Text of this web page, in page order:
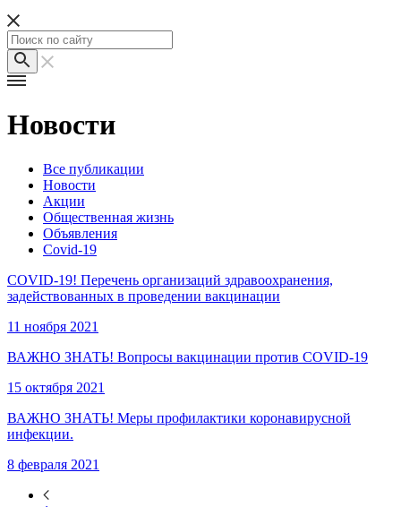
Новости
Все публикации
Новости
Акции
Общественная жизнь
Объявления
Covid-19
COVID-19! Перечень организаций здравоохранения,
задействованных в проведении вакцинации
11 ноября 2021
ВАЖНО ЗНАТЬ! Вопросы вакцинации против COVID-19
15 октября 2021
ВАЖНО ЗНАТЬ! Меры профилактики коронавирусной
инфекции.
8 февраля 2021